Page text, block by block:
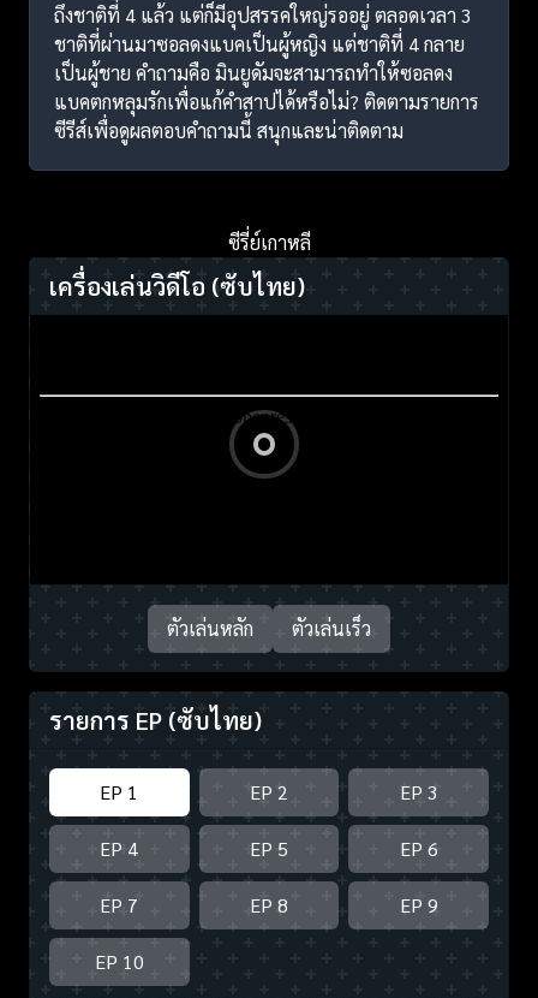
ถึงชาติที่ 4 แล้ว แต่ก็มีอุปสรรคใหญ่รออยู่ ตลอดเวลา 3
ชาติที่ผ่านมาซอลดงแบคเป็นผู้หญิง แต่ชาติที่ 4 กลาย
เป็นผู้ชาย คำถามคือ มินยูดัมจะสามารถทำให้ซอลดง
แบคตกหลุมรักเพื่อแก้คำสาปได้หรือไม่? ติดตามรายการ
ซีรีส์เพื่อดูผลตอบคำถามนี้ สนุกและน่าติดตาม
ซีรี่ย์เกาหลี
เครื่องเล่นวิดีโอ (ซับไทย)
ตัวเล่นหลัก ตัวเล่นเร็ว
รายการ EP (ซับไทย)
EP 1 EP 2 EP 3
EP 4 EP 5 EP 6
EP 7 EP 8 EP 9
EP 10